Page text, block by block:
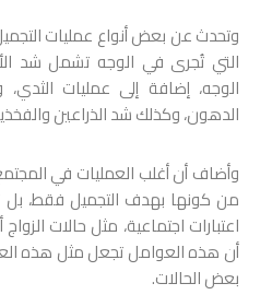
وتحدث عن بعض أنواع عمليات
التي تُجرى في الوجه تشمل شد
الوجه، إضافة إلى عمليات
الدهون، وكذلك شد الذراعين
وأضاف أن أغلب العمليات في
من كونها بهدف التجميل فقط، بل
اعتبارات اجتماعية، مثل حالات
أن هذه العوامل تجعل مثل هذه
بعض الحالات.